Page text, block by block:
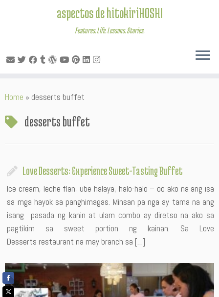
to
aspectos de hitokiriHOSHI
Features. Life. Lessons. Stories.
Home » desserts buffet
desserts buffet
Love Desserts: Experience Sweet-Tasting Buffet
Ice cream, leche flan, ube halaya, halo-halo – oo ako na ang isa
sa mga hayok sa panghimagas. Minsan pa nga ay tama na ang
isang pasada ng kanin at ulam combo ay diretso na ako sa
pagtikim sa sweet portion ng kainan. Sa Love
Desserts restaurant na may branch sa […]